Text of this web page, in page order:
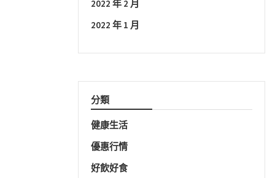
2022 年 2 月
2022 年 1 月
分類
健康生活
優惠行情
好飲好食